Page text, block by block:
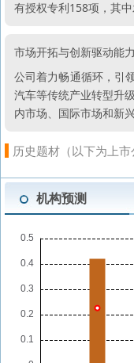
有授权专利158项，其中
市场开拓与创新驱动能力
公司着力畅通循环，引
汽车等传统产业转型升
内市场、国际市场和新
历史题材（以下为上市
机构预测